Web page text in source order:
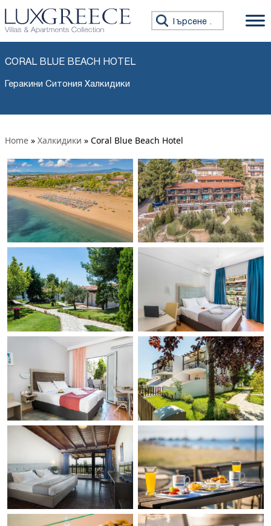
Търсене за:
CORAL BLUE BEACH HOTEL
Геракини Ситония Халкидики
Home » Халкидики » Coral Blue Beach Hotel